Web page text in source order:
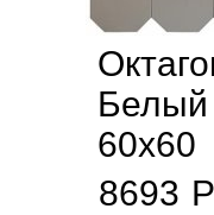
Белый
60x60
8693